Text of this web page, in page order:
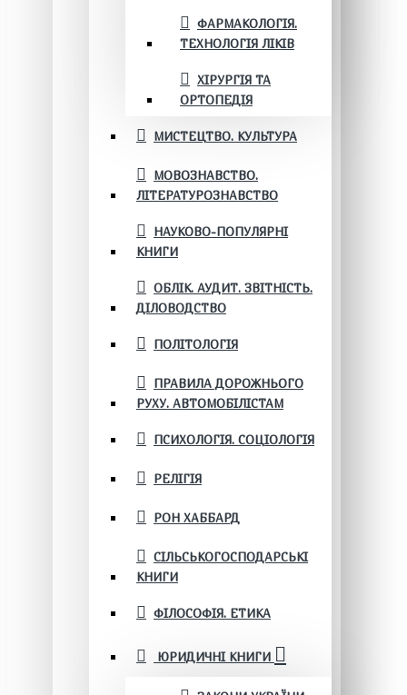
ФАРМАКОЛОГІЯ.
ТЕХНОЛОГІЯ ЛІКІВ
ХІРУРГІЯ ТА
ОРТОПЕДІЯ
МИСТЕЦТВО. КУЛЬТУРА
МОВОЗНАВСТВО.
ЛІТЕРАТУРОЗНАВСТВО
НАУКОВО-ПОПУЛЯРНІ
КНИГИ
ОБЛІК. АУДИТ. ЗВІТНІСТЬ.
ДІЛОВОДСТВО
ПОЛІТОЛОГІЯ
ПРАВИЛА ДОРОЖНЬОГО
РУХУ. АВТОМОБІЛІСТАМ
ПСИХОЛОГІЯ. СОЦІОЛОГІЯ
РЕЛІГІЯ
РОН ХАББАРД
СІЛЬСЬКОГОСПОДАРСЬКІ
КНИГИ
ФІЛОСОФІЯ. ЕТИКА
ЮРИДИЧНІ КНИГИ